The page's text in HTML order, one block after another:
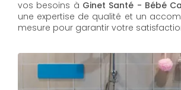
vos besoins à Ginet Santé - Bébé
une expertise de qualité et un
mesure pour garantir votre